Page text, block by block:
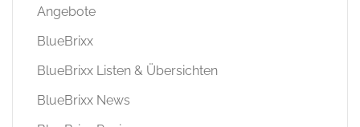
COBI Classics
COBI Historisch
COBI Listen & Übersichten
COBI Neuheiten